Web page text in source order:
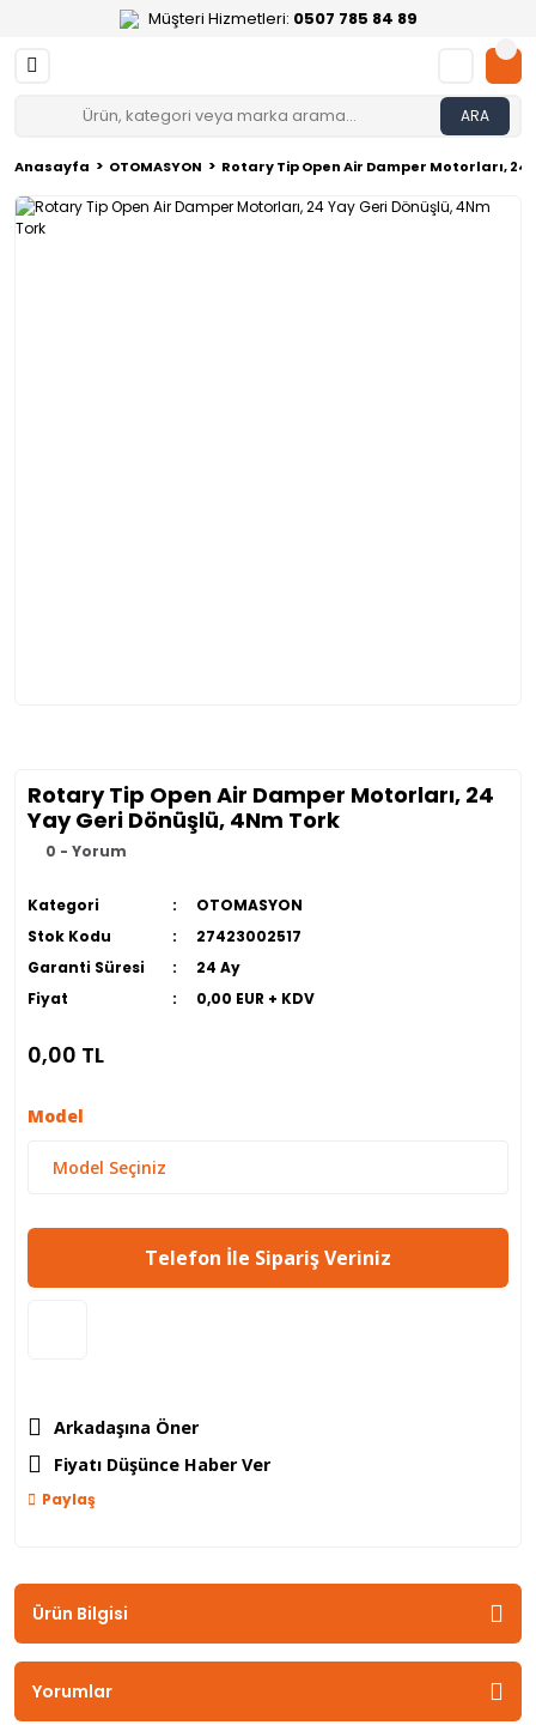
Müşteri Hizmetleri: 0507 785 84 89
ARA
Anasayfa OTOMASYON Rotary Tip Open Air Damper Motorları, 24
Rotary Tip Open Air Damper Motorları, 24
Yay Geri Dönüşlü, 4Nm Tork
0 - Yorum
Kategori
OTOMASYON
Stok Kodu
27423002517
Garanti Süresi
24 Ay
Fiyat
0,00 EUR + KDV
0,00 TL
Model
Telefon İle Sipariş Veriniz
Arkadaşına Öner
Fiyatı Düşünce Haber Ver
Paylaş
Ürün Bilgisi
Yorumlar